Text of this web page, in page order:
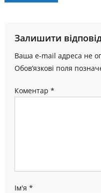
Залишити
Ваша e-mail адреса не
Обов’язкові поля
Коментар *
Ім'я *